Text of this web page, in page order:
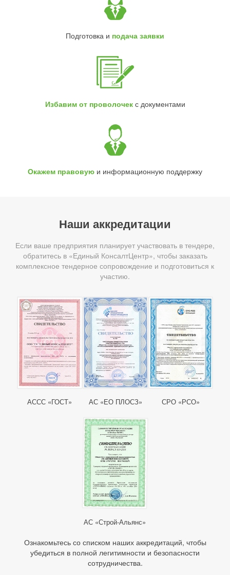
Подготовка и подача заявки
Избавим от проволочекс документами
Окажем правовую и информационную поддержку
Наши аккредитации
Если ваше предприятия планирует участвовать в тендере,
обратитесь в «Единый КонсалтЦентр», чтобы заказать
комплексное тендерное сопровождение и подготовиться к
участию.
АССС «ГОСТ» АС «ЕО ПЛОСЗ» СРО «РСО»
АС «Строй-Альянс»
Ознакомьтесь со списком наших аккредитаций, чтобы
убедиться в полной легитимности и безопасности
сотрудничества.